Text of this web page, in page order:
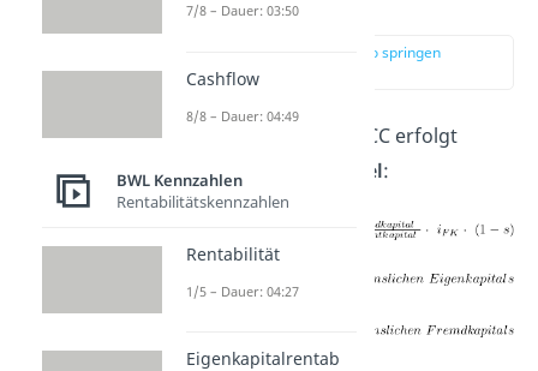
zur Stelle im Video springen
(01:12)
Die Berechnung des WACC erfolgt
anhand folgender
Formel:
7/8 – Dauer: 03:50
Cashflow
8/8 – Dauer: 04:49
BWL Kennzahlen
Rentabilitätskennzahlen
Rentabilität
1/5 – Dauer: 04:27
Eigenkapitalrentab